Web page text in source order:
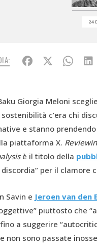
24
Giorgia Meloni
c’era chi
e stanno
piattaforma X.
è il titolo della
per il clamore
Savin e Jeroen van den
piuttosto che
a suggerire
non sono passate